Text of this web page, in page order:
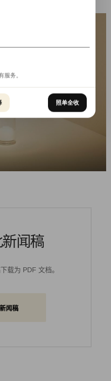
闻稿
载为 PDF 文档。
闻稿
服务。
照单全收